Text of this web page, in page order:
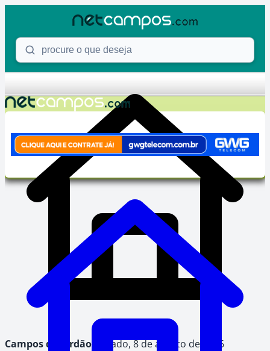
Procure o que deseja
Campos do Jordão, sábado, 8 de agosto de 2026